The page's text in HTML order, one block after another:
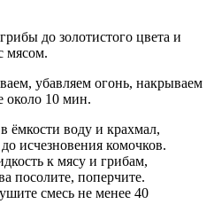
до золотистого цвета и
мясом.
убавляем огонь, накрываем
около 10 мин.
ёмкости воду и крахмал,
исчезновения комочков.
к мясу и грибам,
посолите, поперчите.
смесь не менее 40